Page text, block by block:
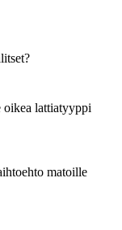
oikea lattiatyyppi
matoille